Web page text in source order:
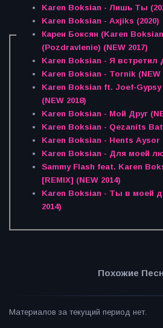
Karen Boksian - Лишь Ты
Karen Boksian - Axjiks (2020)
Карен Боксян (Karen
(Pozdravlenie) (NEW 2017)
Karen Boksian - Я встретил
Karen Boksian - Tornik (NEW
Karen Boksian ft. Joef-
(NEW 2018)
Karen Boksian - Мой Друг
Karen Boksian - Qezanits
Karen Boksian - Hents Aysor
Karen Boksian - Для моей
Sammy Flash feat. Karen
[REMIX] (NEW 2014)
Karen Boksian - Ты в моей душе
2014)
Похожие
Материалов за текущий период нет.